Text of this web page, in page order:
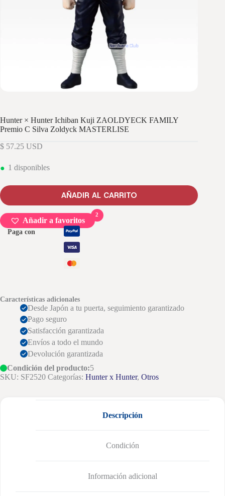
Hunter × Hunter Ichiban Kuji ZAOLDYECK FAMILY
Premio C Silva Zoldyck MASTERLISE
$ 57.25 USD
1 disponibles
AÑADIR AL CARRITO
Añadir a favoritos
2
Paga con
Características adicionales
Desde Japón a tu puerta, seguimiento garantizado
Pago seguro
Satisfacción garantizada
Envíos a todo el mundo
Devolución garantizada
Condición del producto:5
SKU: SF2520 Categorías: Hunter x Hunter, Otros
Descripción
Condición
Información adicional